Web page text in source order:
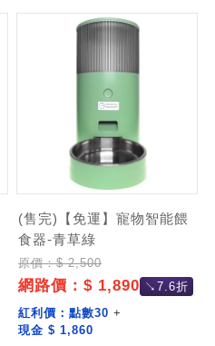
(售完)【免運】寵物智能餵
食器-青草綠
原價：$ 2,500
網路價：$ 1,890 ↘7.6折
紅利價：點數30 +
現金 $ 1,860